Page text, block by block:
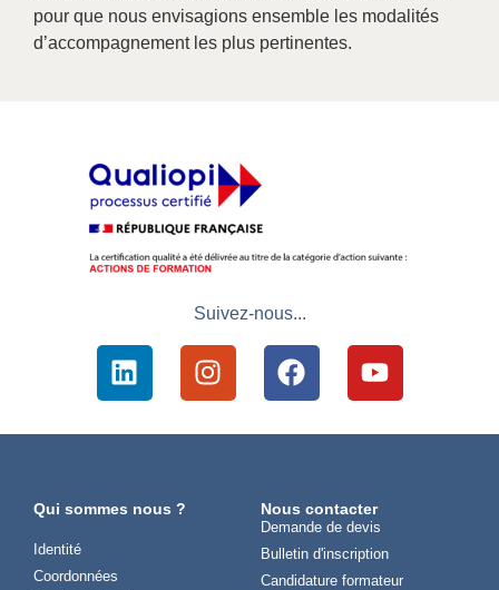
pour que nous envisagions ensemble les modalités
d’accompagnement les plus pertinentes.
Suivez-nous...
Qui sommes nous ?
Identité
Coordonnées
Nous contacter
Demande de devis
Bulletin d'inscription
Candidature formateur